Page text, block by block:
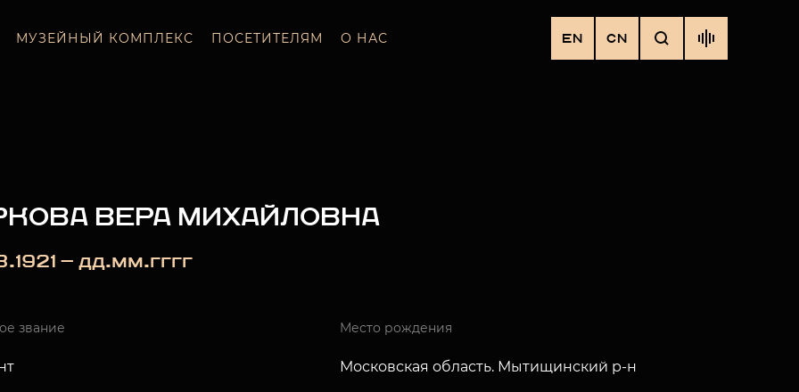
МУЗЕЙНЫЙ КОМПЛЕКС ПОСЕТИТЕЛЯМ О НАС EN CN
ВЕРА МИХАЙЛОВНА
— дд.мм.гггг
звание Место рождения
Московская область. Мытищинский р-н